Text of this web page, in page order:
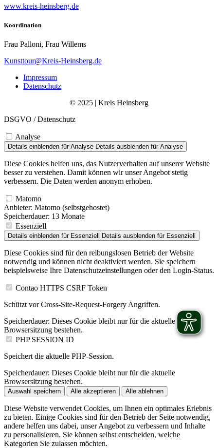
www.kreis-heinsberg.de
Koordination
Frau Palloni, Frau Willems
Kunsttour@Kreis-Heinsberg.de
Impressum
Datenschutz
© 2025 | Kreis Heinsberg
DSGVO / Datenschutz
Analyse
Details einblenden für Analyse Details ausblenden für Analyse
Diese Cookies helfen uns, das Nutzerverhalten auf unserer Website
besser zu verstehen. Damit können wir unser Angebot stetig
verbessern. Die Daten werden anonym erhoben.
Matomo
Anbieter: Matomo (selbstgehostet)
Speicherdauer: 13 Monate
Essenziell
Details einblenden für Essenziell Details ausblenden für Essenziell
Diese Cookies sind für den reibungslosen Betrieb der Website
notwendig und können nicht deaktiviert werden. Sie speichern
beispielsweise Ihre Datenschutzeinstellungen oder den Login-Status.
Contao HTTPS CSRF Token
Schützt vor Cross-Site-Request-Forgery Angriffen.
Speicherdauer: Dieses Cookie bleibt nur für die aktuelle
Browsersitzung bestehen.
PHP SESSION ID
Speichert die aktuelle PHP-Session.
Speicherdauer: Dieses Cookie bleibt nur für die aktuelle
Browsersitzung bestehen.
Auswahl speichern Alle akzeptieren Alle ablehnen
Diese Website verwendet Cookies, um Ihnen ein optimales Erlebnis
zu bieten. Einige Cookies sind für den Betrieb der Seite notwendig,
andere helfen uns dabei, unser Angebot zu verbessern und Inhalte
zu personalisieren. Sie können selbst entscheiden, welche
Kategorien Sie zulassen möchten.